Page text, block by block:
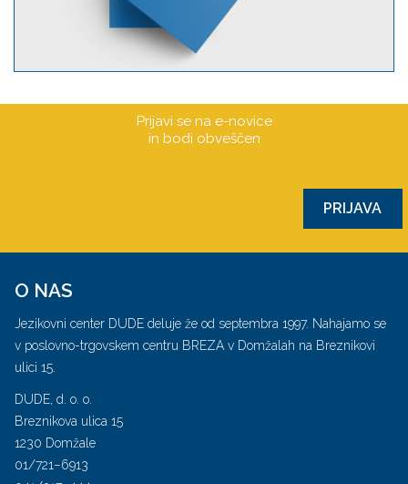
Prijavi se na e-novice
in bodi obveščen
PRIJAVA
O NAS
Jezikovni center DUDE deluje že od septembra 1997. Nahajamo se
v poslovno-trgovskem centru BREZA v Domžalah na Breznikovi
ulici 15.
DUDE, d. o. o.
Breznikova ulica 15
1230 Domžale
01/721−6913